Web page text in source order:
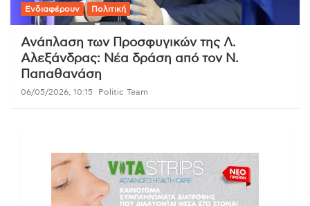
Ενδιαφέρουν Πολιτική
Ανάπλαση των Προσφυγικών της Λ.
Αλεξάνδρας: Νέα δράση από τον Ν.
Παπαθανάση
06/05/2026, 10:15 Politic Team